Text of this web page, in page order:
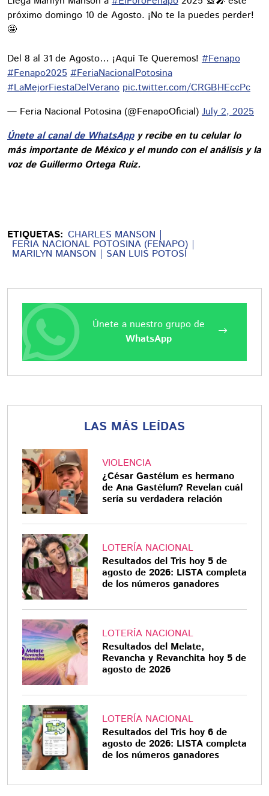
próximo domingo 10 de Agosto. ¡No te la puedes perder!
🤩
Del 8 al 31 de Agosto… ¡Aquí Te Queremos! #Fenapo
#Fenapo2025 #FeriaNacionalPotosina
#LaMejorFiestaDelVerano pic.twitter.com/CRGBHEccPc
— Feria Nacional Potosina (@FenapoOficial) July 2, 2025
Únete al canal de WhatsAppy recibe en tu celular lo
más importante de México y el mundo con el análisis y la
voz de Guillermo Ortega Ruiz.
ETIQUETAS: CHARLES MANSON
FERIA NACIONAL POTOSINA (FENAPO)
MARILYN MANSON SAN LUIS POTOSÍ
Únete a nuestro grupo de
WhatsApp
LAS MÁS LEÍDAS
VIOLENCIA
¿César Gastélum es hermano
de Ana Gastélum? Revelan cuál
sería su verdadera relación
LOTERÍA NACIONAL
Resultados del Tris hoy 5 de
agosto de 2026: LISTA completa
de los números ganadores
LOTERÍA NACIONAL
Resultados del Melate,
Revancha y Revanchita hoy 5 de
agosto de 2026
LOTERÍA NACIONAL
Resultados del Tris hoy 6 de
agosto de 2026: LISTA completa
de los números ganadores